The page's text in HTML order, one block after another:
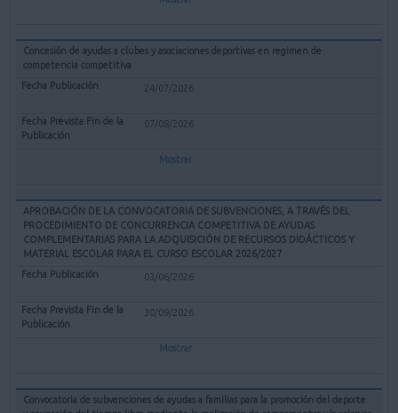
Concesión de ayudas a clubes y asociaciones deportivas en regimen de
competencia competitiva
24/07/2026
07/08/2026
Mostrar
APROBACIÓN DE LA CONVOCATORIA DE SUBVENCIONES, A TRAVÉS DEL
PROCEDIMIENTO DE CONCURRENCIA COMPETITIVA DE AYUDAS
COMPLEMENTARIAS PARA LA ADQUISICIÓN DE RECURSOS DIDÁCTICOS Y
MATERIAL ESCOLAR PARA EL CURSO ESCOLAR 2026/2027
03/06/2026
30/09/2026
Mostrar
Convocatoria de subvenciones de ayudas a familias para la promoción del deporte